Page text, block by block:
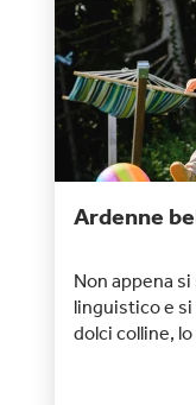
Ardenne
Non appena
linguistico e
dolci colline,
con bambini